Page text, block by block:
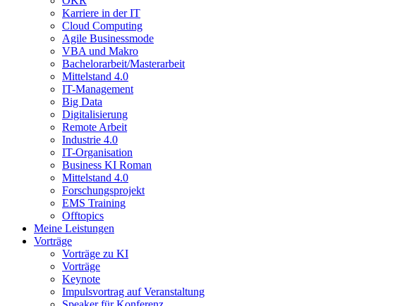
Karriere in der IT
Cloud Computing
Agile Businessmode
VBA und Makro
Bachelorarbeit/Masterarbeit
Mittelstand 4.0
IT-Management
Big Data
Digitalisierung
Remote Arbeit
Industrie 4.0
IT-Organisation
Business KI Roman
Mittelstand 4.0
Forschungsprojekt
EMS Training
Offtopics
Meine Leistungen
Vorträge
Vorträge zu KI
Vorträge
Keynote
Impulsvortrag auf Veranstaltung